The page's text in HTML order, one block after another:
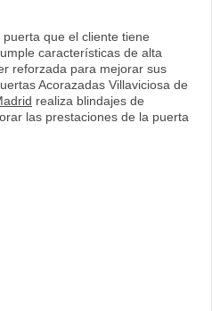
que el cliente tiene
características de alta
reforzada para mejorar sus
Acorazadas Villaviciosa de
realiza blindajes de
las prestaciones de la puerta